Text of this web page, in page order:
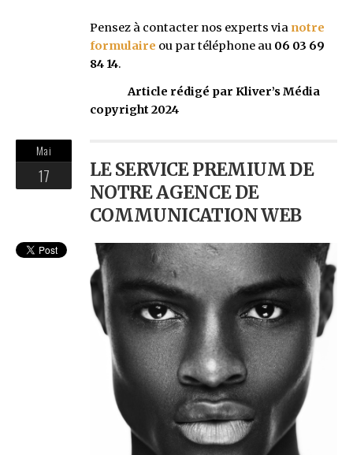
Pensez à contacter nos experts via notre
formulaire ou par téléphone au06 03 69
84 14.
Article rédigé par Kliver’s Média
copyright 2024
Mai
17
LE SERVICE PREMIUM DE
NOTRE AGENCE DE
COMMUNICATION WEB